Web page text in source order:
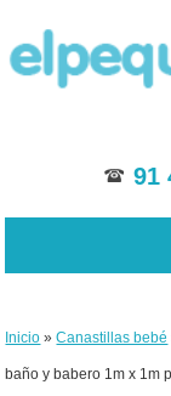
91
Inicio »Canastillas bebé
baño y babero 1m x 1m